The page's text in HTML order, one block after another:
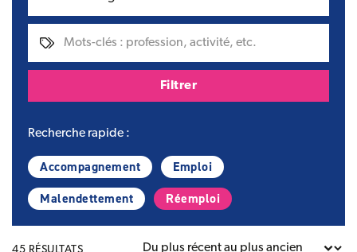
Filtrer
Recherche rapide :
Accompagnement
Emploi
Malendettement
Réemploi